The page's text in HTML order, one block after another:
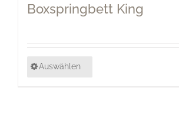
Boxspringbett King
Auswählen